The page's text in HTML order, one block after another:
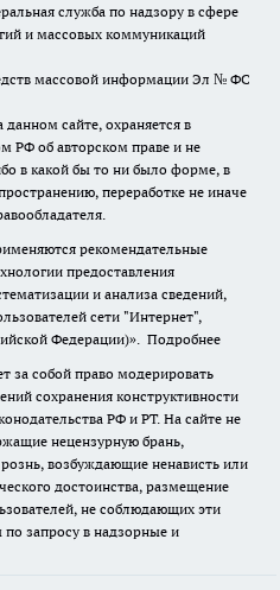
служба по надзору в сфере
и массовых коммуникаций
массовой информации Эл № ФС
сайте, охраняется в
РФ об авторском праве и не
в какой бы то ни было форме, в
переработке не иначе
рекомендательные
предоставления
и анализа сведений,
сети "Интернет",
Федерации)». Подробнее
за собой право модерировать
сохранения конструктивности
РФ и РТ. На сайте не
нецензурную брань,
возбуждающие ненависть или
достоинства, размещение
не соблюдающих эти
по запросу в надзорные и